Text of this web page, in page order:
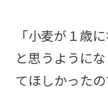
「小麦が１歳
と思うように
てほしかった